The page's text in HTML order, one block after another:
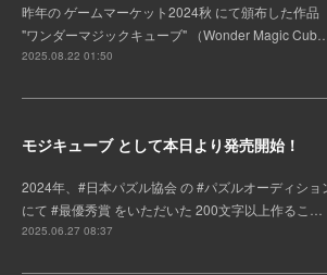
昨年の ゲームマーケット2024秋 にて頒布した作品
"ワンダーマジックキューブ" （Wonder Magic Cub…
2025.08.22 01:50
モジキューブ として本日より発売開始！
2024年、#日本パズル協会 の #パズルオーディショ
にて #最優秀賞 をいただいた 200文字以上作るこ…
2025.06.27 08:37